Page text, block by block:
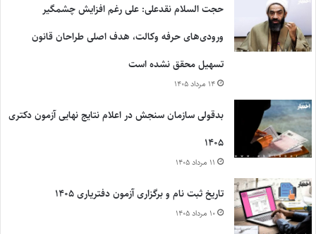
حجت السلام نقدعلی: علی رغم افزایش چشمگیر
ورودی‌های حرفه وکالت، هدف اصلی طراحان قانون
تسهیل محقق نشده است
۱۴ مرداد ۱۴۰۵
بدقولی سازمان سنجش در اعلام نتایج نهایی آزمون دکتری
۱۴۰۵
۱۱ مرداد ۱۴۰۵
تاریخ ثبت نام و برگزاری آزمون دفتریاری ۱۴۰۵
۱۰ مرداد ۱۴۰۵